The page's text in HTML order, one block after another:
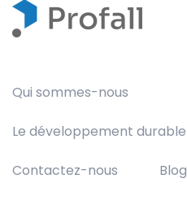
Qui sommes-nous
Le développement durable
Contactez-nous Blog